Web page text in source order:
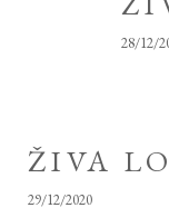
28/12/
ŽIVA
29/12/2020